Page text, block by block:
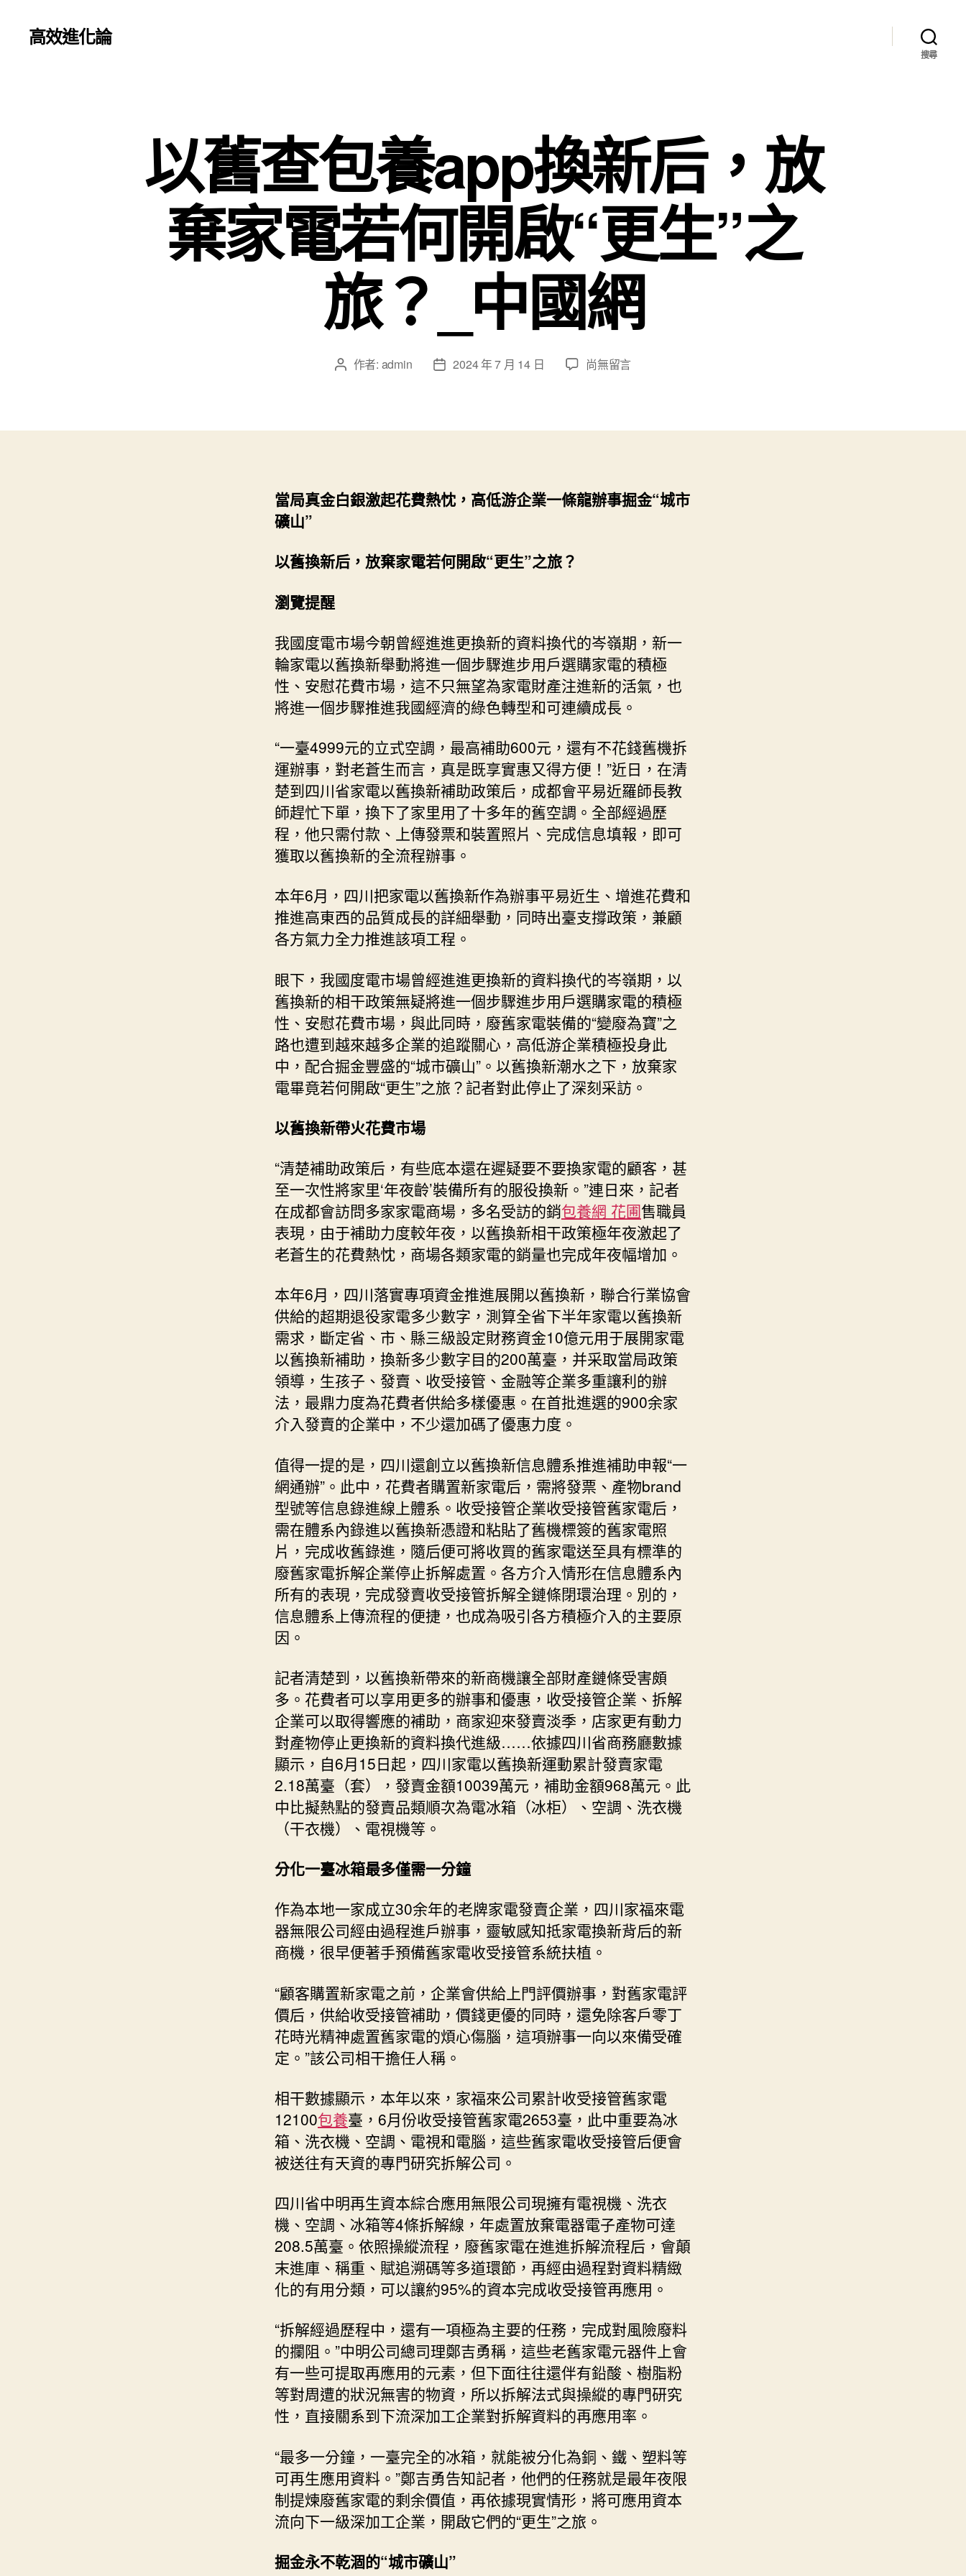
高效進化論
搜尋
以舊查包養app換新后，放
棄家電若何開啟“更生”之
旅？_中國網
文 作者: admin
文
日
2024 年 7 月 14 日
在
包
新
開
啟
“更
生”
之
_
中
國
網〉
中
尚無留言
當局真金白銀激起花費熱忱，高低游企業一條龍辦事掘金“城市
礦山”
以舊換新后，放棄家電若何開啟“更生”之旅？
瀏覽提醒
我國度電市場今朝曾經進進更換新的資料換代的岑嶺期，新一
輪家電以舊換新舉動將進一個步驟進步用戶選購家電的積極
性、安慰花費市場，這不只無望為家電財產注進新的活氣，也
將進一個步驟推進我國經濟的綠色轉型和可連續成長。
“一臺4999元的立式空調，最高補助600元，還有不花錢舊機拆
運辦事，對老蒼生而言，真是既享實惠又得方便！”近日，在清
楚到四川省家電以舊換新補助政策后，成都會平易近羅師長教
師趕忙下單，換下了家里用了十多年的舊空調。全部經過歷
程，他只需付款、上傳發票和裝置照片、完成信息填報，即可
獲取以舊換新的全流程辦事。
本年6月，四川把家電以舊換新作為辦事平易近生、增進花費和
推進高東西的品質成長的詳細舉動，同時出臺支撐政策，兼顧
各方氣力全力推進該項工程。
眼下，我國度電市場曾經進進更換新的資料換代的岑嶺期，以
舊換新的相干政策無疑將進一個步驟進步用戶選購家電的積極
性、安慰花費市場，與此同時，廢舊家電裝備的“變廢為寶”之
路也遭到越來越多企業的追蹤關心，高低游企業積極投身此
中，配合掘金豐盛的“城市礦山”。以舊換新潮水之下，放棄家
電畢竟若何開啟“更生”之旅？記者對此停止了深刻采訪。
以舊換新帶火花費市場
“清楚補助政策后，有些底本還在遲疑要不要換家電的顧客，甚
至一次性將家里‘年夜齡’裝備所有的服役換新。”連日來，記者
在成都會訪問多家家電商場，多名受訪的銷包養網 花圃售職員
表現，由于補助力度較年夜，以舊換新相干政策極年夜激起了
老蒼生的花費熱忱，商場各類家電的銷量也完成年夜幅增加。
本年6月，四川落實專項資金推進展開以舊換新，聯合行業協會
供給的超期退役家電多少數字，測算全省下半年家電以舊換新
需求，斷定省、市、縣三級設定財務資金10億元用于展開家電
以舊換新補助，換新多少數字目的200萬臺，并采取當局政策
領導，生孩子、發賣、收受接管、金融等企業多重讓利的辦
法，最鼎力度為花費者供給多樣優惠。在首批進選的900余家
介入發賣的企業中，不少還加碼了優惠力度。
值得一提的是，四川還創立以舊換新信息體系推進補助申報“一
網通辦”。此中，花費者購置新家電后，需將發票、產物brand
型號等信息錄進線上體系。收受接管企業收受接管舊家電后，
需在體系內錄進以舊換新憑證和粘貼了舊機標簽的舊家電照
片，完成收舊錄進，隨后便可將收買的舊家電送至具有標準的
廢舊家電拆解企業停止拆解處置。各方介入情形在信息體系內
所有的表現，完成發賣收受接管拆解全鏈條閉環治理。別的，
信息體系上傳流程的便捷，也成為吸引各方積極介入的主要原
因。
記者清楚到，以舊換新帶來的新商機讓全部財產鏈條受害頗
多。花費者可以享用更多的辦事和優惠，收受接管企業、拆解
企業可以取得響應的補助，商家迎來發賣淡季，店家更有動力
對產物停止更換新的資料換代進級……依據四川省商務廳數據
顯示，自6月15日起，四川家電以舊換新運動累計發賣家電
2.18萬臺（套），發賣金額10039萬元，補助金額968萬元。此
中比擬熱點的發賣品類順次為電冰箱（冰柜）、空調、洗衣機
（干衣機）、電視機等。
分化一臺冰箱最多僅需一分鐘
作為本地一家成立30余年的老牌家電發賣企業，四川家福來電
器無限公司經由過程進戶辦事，靈敏感知抵家電換新背后的新
商機，很早便著手預備舊家電收受接管系統扶植。
“顧客購置新家電之前，企業會供給上門評價辦事，對舊家電評
價后，供給收受接管補助，價錢更優的同時，還免除客戶零丁
花時光精神處置舊家電的煩心傷腦，這項辦事一向以來備受確
定。”該公司相干擔任人稱。
相干數據顯示，本年以來，家福來公司累計收受接管舊家電
12100包養臺，6月份收受接管舊家電2653臺，此中重要為冰
箱、洗衣機、空調、電視和電腦，這些舊家電收受接管后便會
被送往有天資的專門研究拆解公司。
四川省中明再生資本綜合應用無限公司現擁有電視機、洗衣
機、空調、冰箱等4條拆解線，年處置放棄電器電子產物可達
208.5萬臺。依照操縱流程，廢舊家電在進進拆解流程后，會顛
末進庫、稱重、賦追溯碼等多道環節，再經由過程對資料精緻
化的有用分類，可以讓約95%的資本完成收受接管再應用。
“拆解經過歷程中，還有一項極為主要的任務，完成對風險廢料
的攔阻。”中明公司總司理鄭吉勇稱，這些老舊家電元器件上會
有一些可提取再應用的元素，但下面往往還伴有鉛酸、樹脂粉
等對周遭的狀況無害的物資，所以拆解法式與操縱的專門研究
性，直接關系到下流深加工企業對拆解資料的再應用率。
“最多一分鐘，一臺完全的冰箱，就能被分化為銅、鐵、塑料等
可再生應用資料。”鄭吉勇告知記者，他們的任務就是最年夜限
制提煉廢舊家電的剩余價值，再依據現實情形，將可應用資本
流向下一級深加工企業，開啟它們的“更生”之旅。
掘金永不乾涸的“城市礦山”